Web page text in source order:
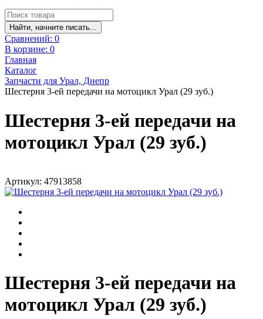
Найти, начните писать...
Сравнений: 0
В корзине: 0
Главная
Каталог
Запчасти для Урал, Днепр
Шестерня 3-ей передачи на мотоцикл Урал (29 зуб.)
Шестерня 3-ей передачи на
мотоцикл Урал (29 зуб.)
Артикул: 47913858
Шестерня 3-ей передачи на
мотоцикл Урал (29 зуб.)